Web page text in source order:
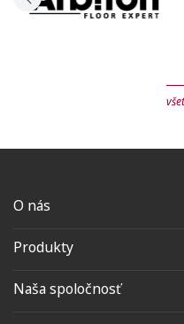
O nás
Produkty
Naša spoločnosť